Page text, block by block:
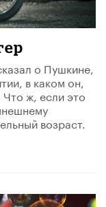
о Пушкине,
в каком он,
Что ж, если это
возраст.